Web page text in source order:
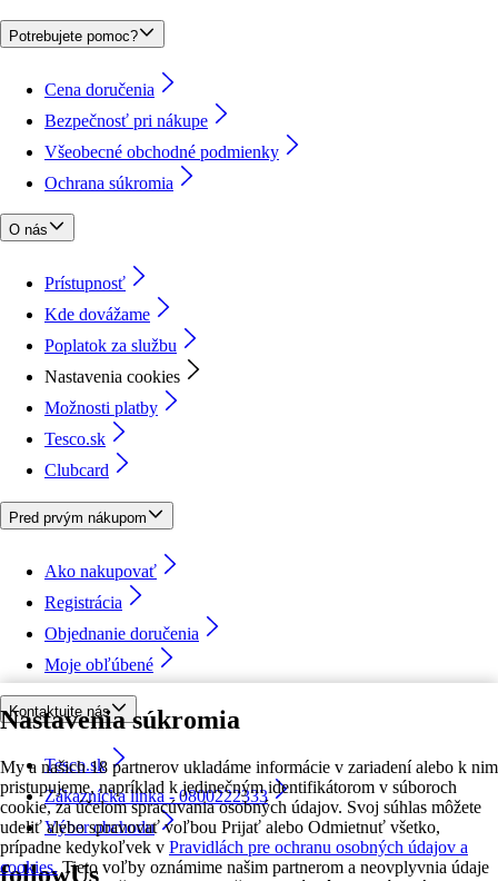
Nastavenia súkromia
My a našich 18 partnerov ukladáme informácie v zariadení alebo k nim
pristupujeme, napríklad k jedinečným identifikátorom v súboroch
cookie, za účelom spracúvania osobných údajov. Svoj súhlas môžete
udeliť alebo spravovať voľbou Prijať alebo Odmietnuť všetko,
prípadne kedykoľvek v Pravidlách pre ochranu osobných údajov a
cookies. Tieto voľby oznámime našim partnerom a neovplyvnia údaje
Potrebujete pomoc?
Cena doručenia
Bezpečnosť pri nákupe
Všeobecné obchodné podmienky
Ochrana súkromia
O nás
Prístupnosť
Kde dovážame
Poplatok za službu
Nastavenia cookies
Možnosti platby
Tesco.sk
Clubcard
Pred prvým nákupom
Ako nakupovať
Registrácia
Objednanie doručenia
Moje obľúbené
Kontaktujte nás
Tesco.sk
Zákaznícka linka - 0800222333
Výber obchodu
followUs